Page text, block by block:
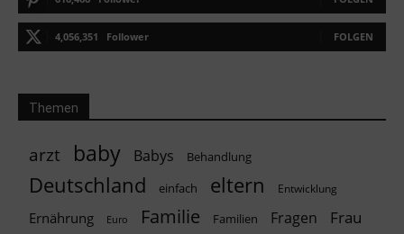
4,056,351 Follower FOLGEN
Themen
arzt baby Babys Behandlung
Deutschland einfach eltern Entwicklung
Ernährung Euro Familie Familien Fragen Frau